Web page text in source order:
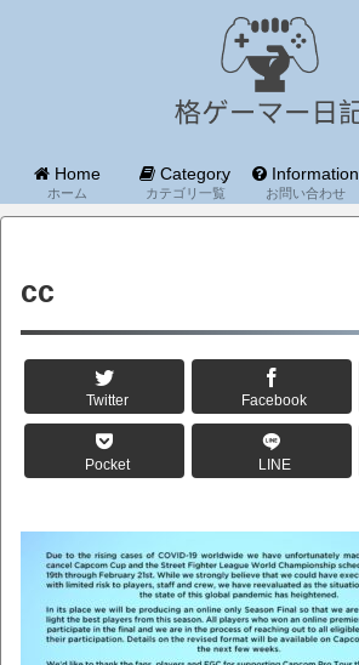
Home
ホーム
Category
カテゴリ一覧
Information
お問い合わせ
cc
Twitter Facebook
Pocket LINE